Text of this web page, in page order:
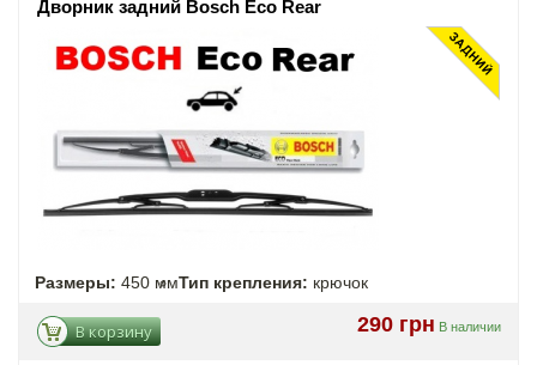
Дворник задний Bosch Eco Rear
Размеры: 450 ммТип крепления: крючок
290 грн В наличии
В корзину